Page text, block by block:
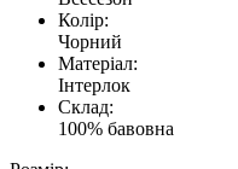
Колір:
Чорний
Матеріал:
Інтерлок
Склад:
100% бавовна